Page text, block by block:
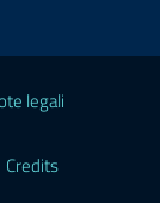
legali
Credits